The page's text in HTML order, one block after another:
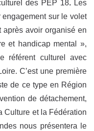
des PEP 18. Les
sur le volet
avoir organisé en
et handicap mental »,
référent culturel avec
C’est une première
de ce type en Région
de détachement,
Culture et la Fédération
nous présentera le